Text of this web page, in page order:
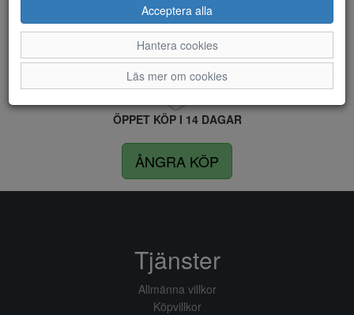
LEVERANS INOM 4 DAGAR INOM SVERIGE
FRI FRAKT VID KÖP ÖVER 1.500 KR
ÖPPET KÖP I 14 DAGAR
ÅNGRA KÖP
Acceptera alla
Hantera cookies
Läs mer om cookies
Tjänster
Allmänna villkor
Köpvillkor